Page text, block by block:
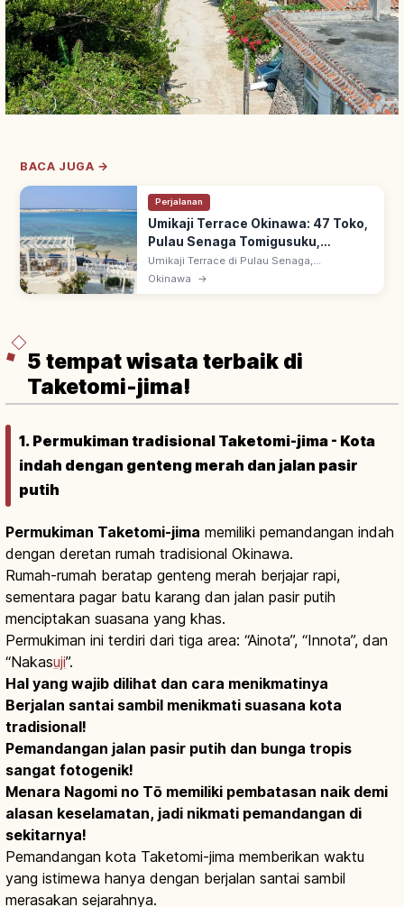
BACA JUGA →
Perjalanan
Umikaji Terrace Okinawa: 47 Toko,
Pulau Senaga Tomigusuku,
Pemandangan & Akses
Umikaji Terrace di Pulau Senaga,
Tomigusuku, Okinawa: ~15 menit dari
Okinawa →
5 tempat wisata terbaik di
Taketomi-jima!
1. Permukiman tradisional Taketomi-jima - Kota
indah dengan genteng merah dan jalan pasir
putih
Permukiman Taketomi-jima memiliki pemandangan indah
dengan deretan rumah tradisional Okinawa.
Rumah-rumah beratap genteng merah berjajar rapi,
sementara pagar batu karang dan jalan pasir putih
menciptakan suasana yang khas.
Permukiman ini terdiri dari tiga area: “Ainota”, “Innota”, dan
“Nakasuji”.
Hal yang wajib dilihat dan cara menikmatinya
Berjalan santai sambil menikmati suasana kota
tradisional!
Pemandangan jalan pasir putih dan bunga tropis
sangat fotogenik!
Menara Nagomi no Tō memiliki pembatasan naik demi
alasan keselamatan, jadi nikmati pemandangan di
sekitarnya!
Pemandangan kota Taketomi-jima memberikan waktu
yang istimewa hanya dengan berjalan santai sambil
merasakan sejarahnya.